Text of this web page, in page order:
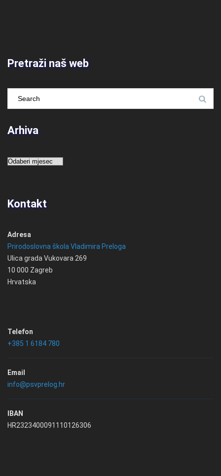
Pretraži naš web
Arhiva
Arhiva
Kontakt
Adresa
Prirodoslovna škola Vladimira Preloga
Ulica grada Vukovara 269
10 000 Zagreb
Hrvatska
Telefon
+385 1 6184 780
Email
info@psvprelog.hr
IBAN
HR2323400091110126306